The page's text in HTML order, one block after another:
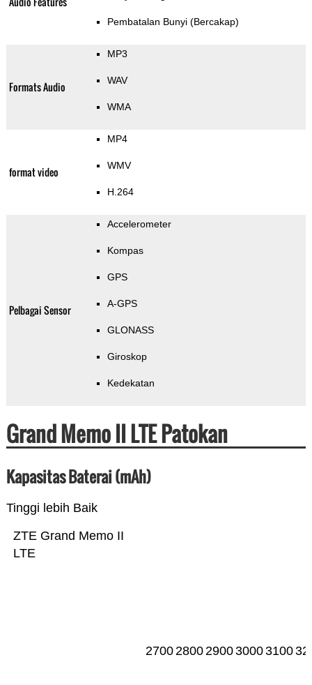
Pembatalan Bunyi (Bercakap)
Formats Audio
MP3
WAV
WMA
format video
MP4
WMV
H.264
Pelbagai Sensor
Accelerometer
Kompas
GPS
A-GPS
GLONASS
Giroskop
Kedekatan
Grand Memo II LTE Patokan
Kapasitas Baterai (mAh)
Tinggi lebih Baik
ZTE Grand Memo II
LTE
27002800290030003100